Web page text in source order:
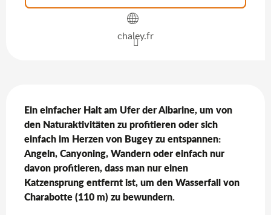
chaley.fr
Ein einfacher Halt am Ufer der Albarine, um von
den Naturaktivitäten zu profitieren oder sich
einfach im Herzen von Bugey zu entspannen:
Angeln, Canyoning, Wandern oder einfach nur
davon profitieren, dass man nur einen
Katzensprung entfernt ist, um den Wasserfall von
Charabotte (110 m) zu bewundern.